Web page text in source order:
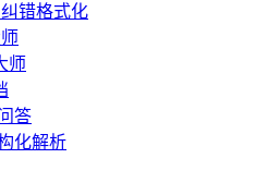
错格式化
师
答
化解析